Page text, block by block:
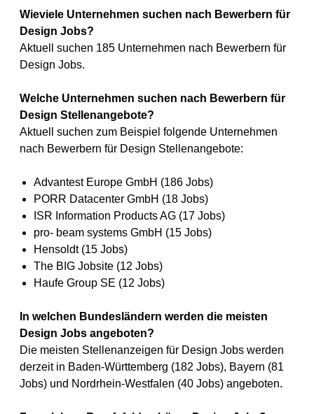
Wieviele Unternehmen suchen nach Bewerbern für
Design Jobs?
Aktuell suchen 185 Unternehmen nach Bewerbern für
Design Jobs.
Welche Unternehmen suchen nach Bewerbern für
Design Stellenangebote?
Aktuell suchen zum Beispiel folgende Unternehmen
nach Bewerbern für Design Stellenangebote:
Advantest Europe GmbH (186 Jobs)
PORR Datacenter GmbH (18 Jobs)
ISR Information Products AG (17 Jobs)
pro- beam systems GmbH (15 Jobs)
Hensoldt (15 Jobs)
The BIG Jobsite (12 Jobs)
Haufe Group SE (12 Jobs)
In welchen Bundesländern werden die meisten
Design Jobs angeboten?
Die meisten Stellenanzeigen für Design Jobs werden
derzeit in Baden-Württemberg (182 Jobs), Bayern (81
Jobs) und Nordrhein-Westfalen (40 Jobs) angeboten.